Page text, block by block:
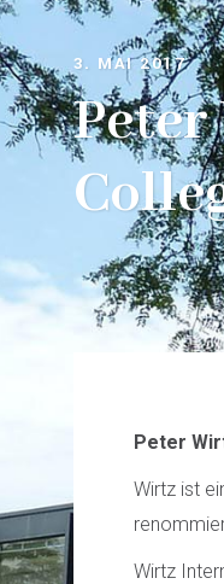
3. MAI 2017
Peter
Wirtz ist
Wirtz